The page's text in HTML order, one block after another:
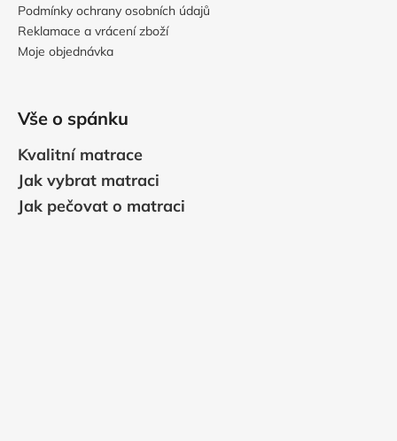
Podmínky ochrany osobních údajů
Reklamace a vrácení zboží
Moje objednávka
Vše o spánku
Kvalitní matrace
Jak vybrat matraci
Jak pečovat o matraci